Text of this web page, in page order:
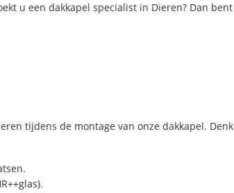
u een dakkapel specialist in Dieren? Dan bent
tijdens de montage van onze dakkapel. Denk